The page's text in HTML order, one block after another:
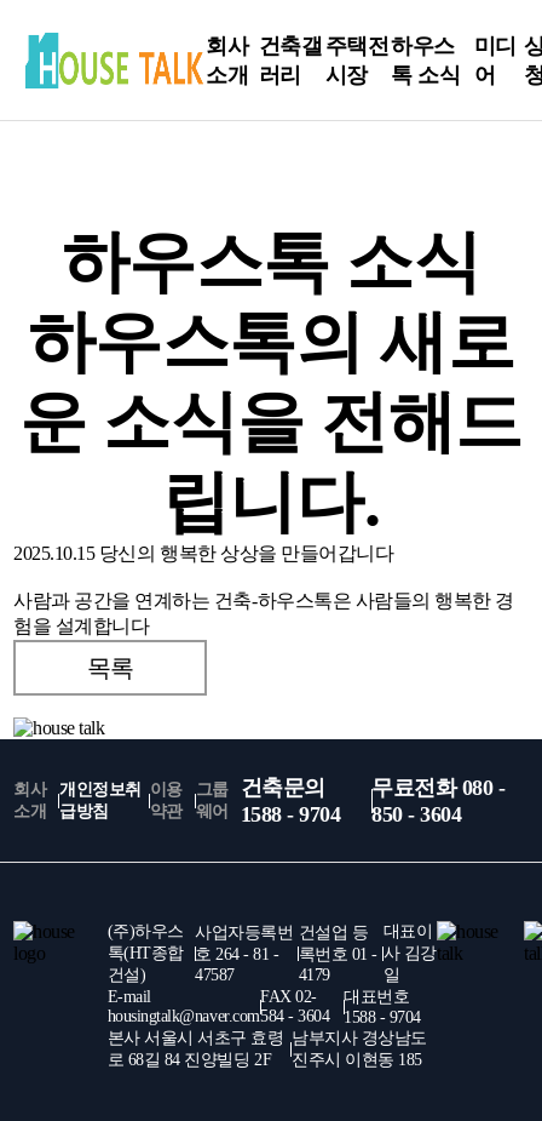
회사
소개
회사
주요
건축갤
러리
완공사
설계사
주택전
시장
방문신
청
하우스
톡 소식
건축정보
인테리어
Tip
건축주
스토리
미디
어
유튜
브
네이
SNS
하우스톡 소식
하우스톡의 새로
운 소식을 전해드
립니다.
2025.10.15당신의 행복한 상상을 만들어갑니다
사람과 공간을 연계하는 건축-하우스톡은 사람들의 행복한 경
험을 설계합니다
목록
회사
소개
개인정보취
급방침
이용
약관
그룹
웨어
건축문의
1588 - 9704
무료전화 080 -
850 - 3604
(주)하우스
톡(HT종합
건설)
사업자등록번
호 264 - 81 -
47587
건설업 등
록번호 01 -
4179
대표이
사 김강
일
E-mail
housingtalk@naver.com
FAX 02-
584 - 3604
대표번호
1588 - 9704
본사 서울시 서초구 효령
로 68길 84 진양빌딩 2F
남부지사 경상남도
진주시 이현동 185